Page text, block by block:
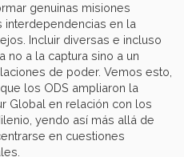
genuinas misiones
interdependencias en la
Incluir diversas e incluso
a la captura sino a un
de poder. Vemos esto,
los ODS ampliaron la
Global en relación con los
yendo así más allá de
en cuestiones